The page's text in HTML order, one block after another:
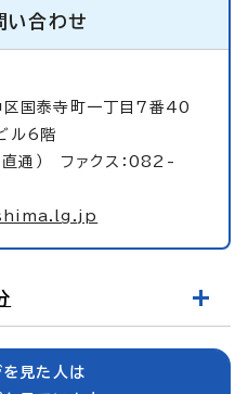
い合わせ
国泰寺町一丁目7番40
ル6階
通） ファクス：082-
を見た人は